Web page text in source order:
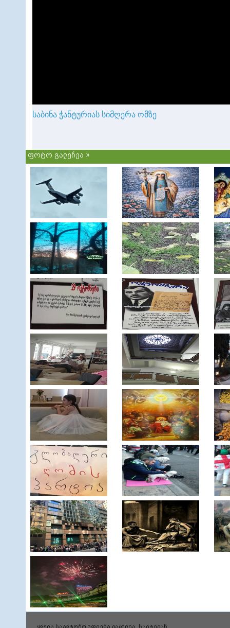
საბინა ჭანტურიას სიმღერა ომზე
ფოტო გალერეა »
ყველა საავტორო უფლება დაცულია. საიტიდან